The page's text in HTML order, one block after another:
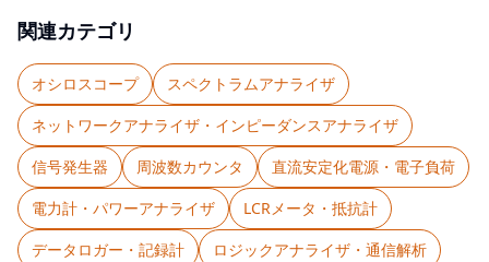
関連カテゴリ
オシロスコープ
スペクトラムアナライザ
ネットワークアナライザ・インピーダンスアナライザ
信号発生器
周波数カウンタ
直流安定化電源・電子負荷
電力計・パワーアナライザ
LCRメータ・抵抗計
データロガー・記録計
ロジックアナライザ・通信解析